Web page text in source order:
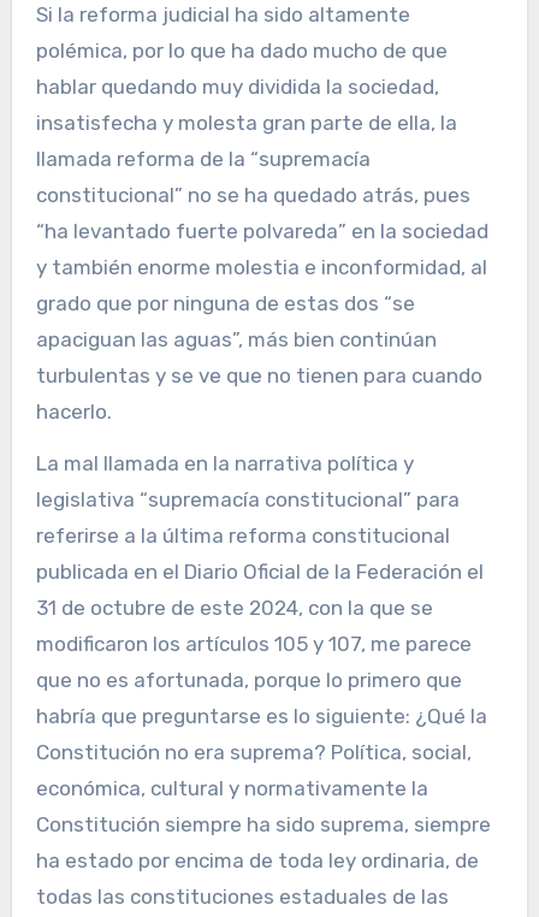
Si la reforma judicial ha sido altamente
polémica, por lo que ha dado mucho de que
hablar quedando muy dividida la sociedad,
insatisfecha y molesta gran parte de ella, la
llamada reforma de la “supremacía
constitucional” no se ha quedado atrás, pues
“ha levantado fuerte polvareda” en la sociedad
y también enorme molestia e inconformidad, al
grado que por ninguna de estas dos “se
apaciguan las aguas”, más bien continúan
turbulentas y se ve que no tienen para cuando
hacerlo.
La mal llamada en la narrativa política y
legislativa “supremacía constitucional” para
referirse a la última reforma constitucional
publicada en el Diario Oficial de la Federación el
31 de octubre de este 2024, con la que se
modificaron los artículos 105 y 107, me parece
que no es afortunada, porque lo primero que
habría que preguntarse es lo siguiente: ¿Qué la
Constitución no era suprema? Política, social,
económica, cultural y normativamente la
Constitución siempre ha sido suprema, siempre
ha estado por encima de toda ley ordinaria, de
todas las constituciones estaduales de las